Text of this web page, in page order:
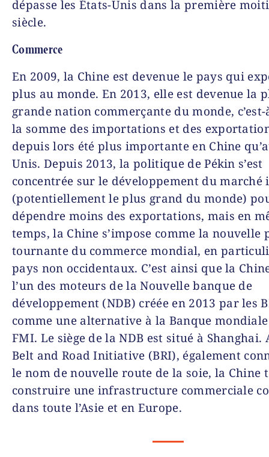
dépasse les États-Unis dans la première
siècle.
Commerce
En 2009, la Chine est devenue le pays qui
plus au monde. En 2013, elle est devenue la
grande nation commerçante du monde,
la somme des importations et des
depuis lors été plus importante en Chine
Unis. Depuis 2013, la politique de Pékin s’est
concentrée sur le développement du
(potentiellement le plus grand du monde)
dépendre moins des exportations, mais en
temps, la Chine s’impose comme la nouvelle
tournante du commerce mondial, en
pays non occidentaux. C’est ainsi que la
l’un des moteurs de la Nouvelle banque de
développement (NDB) créée en 2013 par les
comme une alternative à la Banque
FMI. Le siège de la NDB est situé à Shanghai.
Belt and Road Initiative (BRI), également
le nom de nouvelle route de la soie, la Chine
construire une infrastructure commerciale
dans toute l’Asie et en Europe.